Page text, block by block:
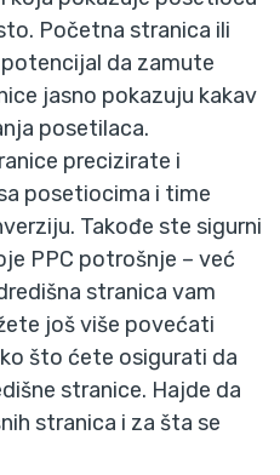
Početna stranica ili
da zamute
jasno pokazuju kakav
posetilaca.
precizirate i
posetiocima i time
Takođe ste sigurni
PPC potrošnje – već
stranica vam
još više povećati
što ćete osigurati da
stranice. Hajde da
stranica i za šta se